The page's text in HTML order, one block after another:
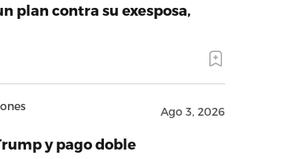
plan contra su exesposa,
Ago 3, 2026
y pago doble